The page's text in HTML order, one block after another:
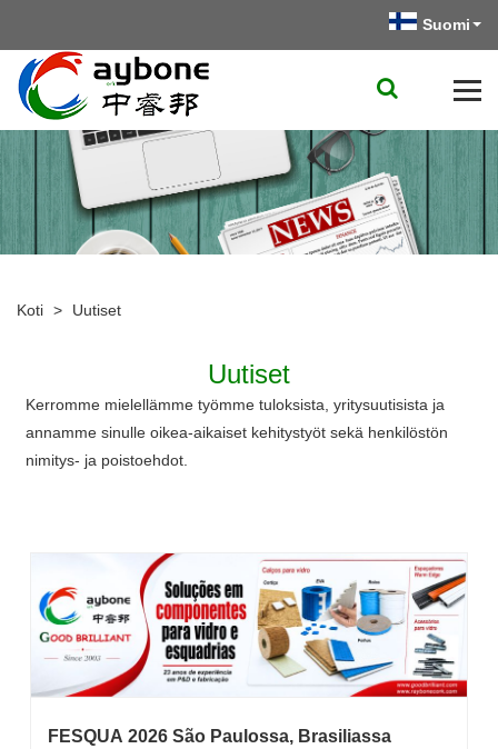
Suomi
Koti > Uutiset
Uutiset
Kerromme mielellämme työmme tuloksista, yritysuutisista ja
annamme sinulle oikea-aikaiset kehitystyöt sekä henkilöstön
nimitys- ja poistoehdot.
FESQUA 2026 São Paulossa, Brasiliassa